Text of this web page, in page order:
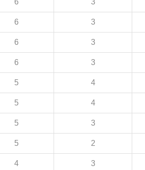
6 3
6 3
6 3
5 4
5 4
5 3
5 2
4 3